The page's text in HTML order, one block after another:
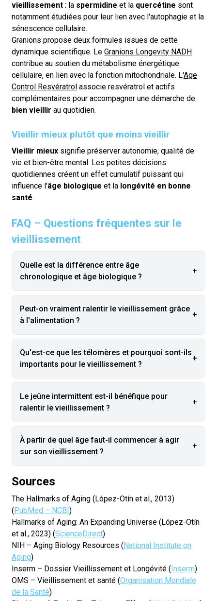
vieillissement : la spermidine et la quercétine sont
notamment étudiées pour leur lien avec l'autophagie et la
sénescence cellulaire.
Granions propose deux formules issues de cette
dynamique scientifique. Le Granions Longevity NADH
contribue au soutien du métabolisme énergétique
cellulaire, en lien avec la fonction mitochondriale. L'Age
Control Resvératrol associe resvératrol et actifs
complémentaires pour accompagner une démarche de
bien vieillir au quotidien.
Vieillir mieux plutôt que moins vieillir
Vieillir mieux signifie préserver autonomie, qualité de
vie et bien-être mental. Les petites décisions
quotidiennes créent un effet cumulatif puissant qui
influence l'âge biologique et la longévité en bonne
santé.
FAQ – Questions fréquentes sur le
vieillissement
Quelle est la différence entre âge
chronologique et âge biologique ?
+
Peut-on vraiment ralentir le vieillissement grâce
à l'alimentation ?
+
Qu'est-ce que les télomères et pourquoi sont-ils
importants pour le vieillissement ?
+
Le jeûne intermittent est-il bénéfique pour
ralentir le vieillissement ?
+
À partir de quel âge faut-il commencer à agir
sur son vieillissement ?
+
Sources
The Hallmarks of Aging (López-Otín et al., 2013)
(PubMed – NCBI)
Hallmarks of Aging: An Expanding Universe (López-Otín
et al., 2023) (ScienceDirect)
NIH – Aging Biology Resources (National Institute on
Aging)
Inserm – Dossier Vieillissement et Longévité (Inserm)
OMS – Vieillissement et santé (Organisation Mondiale
de la Santé)